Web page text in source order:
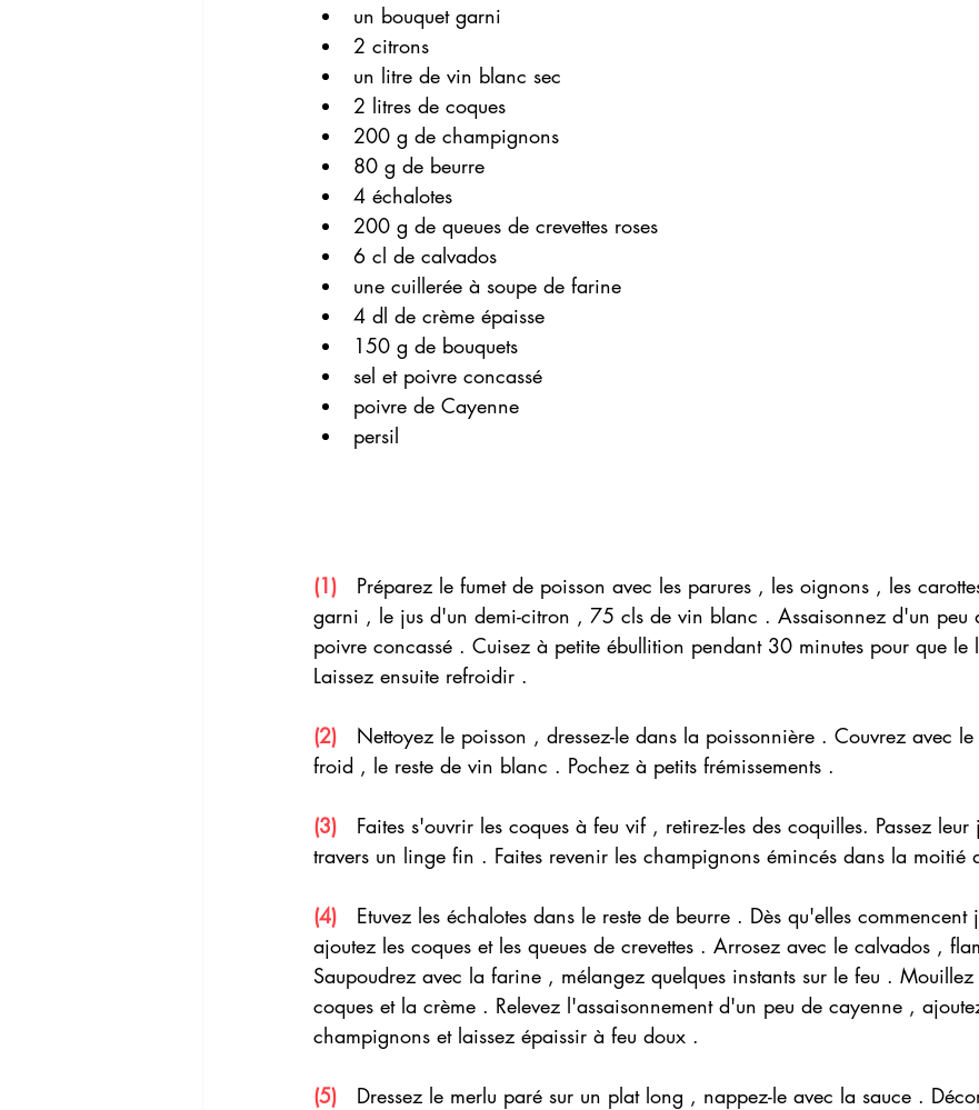
un bouquet garni
2 citrons
un litre de vin blanc sec
2 litres de coques
200 g de champignons
80 g de beurre
4 échalotes
200 g de queues de crevettes roses
6 cl de calvados
une cuillerée à soupe de farine
4 dl de crème épaisse
150 g de bouquets
sel et poivre concassé
poivre de Cayenne
persil
(1)
Préparez le fumet de poisson avec les parures , les oignons , les
garni , le jus d'un demi-citron , 75 cls de vin blanc . Assaisonnez d'un peu
poivre concassé . Cuisez à petite ébullition pendant 30 minutes pour que le
Laissez ensuite refroidir .
(2)
Nettoyez le poisson , dressez-le dans la poissonnière . Couvrez avec le
froid , le reste de vin blanc . Pochez à petits frémissements .
(3)
Faites s'ouvrir les coques à feu vif , retirez-les des coquilles. Passez
travers un linge fin . Faites revenir les champignons émincés dans la moitié
(4)
Etuvez les échalotes dans le reste de beurre . Dès qu'elles commencent
ajoutez les coques et les queues de crevettes . Arrosez avec le calvados ,
Saupoudrez avec la farine , mélangez quelques instants sur le feu .
coques et la crème . Relevez l'assaisonnement d'un peu de cayenne ,
champignons et laissez épaissir à feu doux .
(5)
Dressez le merlu paré sur un plat long , nappez-le avec la sauce .